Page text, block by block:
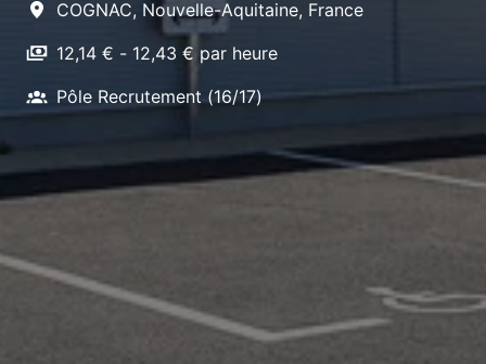
COGNAC, Nouvelle-Aquitaine, France
12,14 € - 12,43 € par heure
Pôle Recrutement (16/17)